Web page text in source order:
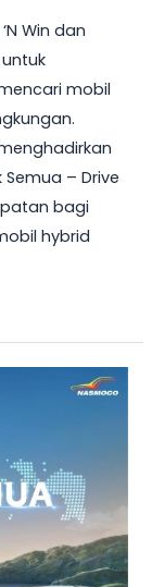
Win dan
mobil
– Drive
bagi
hybrid